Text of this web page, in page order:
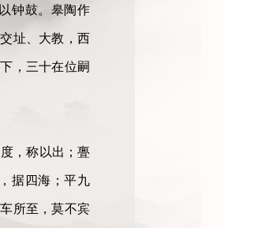
钟鼓。皋陶作
址、大教，西
，三十在位嗣
，称以出；亹
据四海；平九
所至，莫不宾